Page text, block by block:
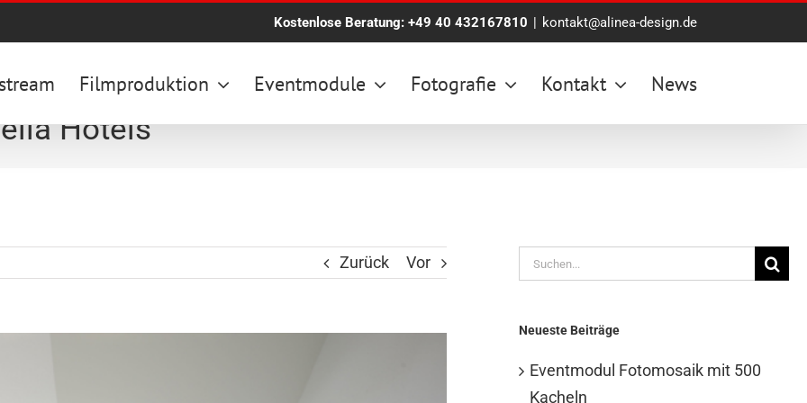
Kostenlose Beratung: +49 40 432167810 | kontakt@alinea-design.de
Filmproduktion Eventmodule Fotografie Kontakt News
Hotels
Zurück Vor
Suche
nach:
Neueste Beiträge
Eventmodul Fotomosaik mit 500
Kacheln